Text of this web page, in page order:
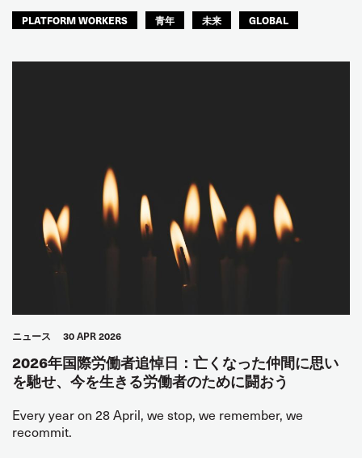
PLATFORM WORKERS 青年 未来 GLOBAL
ニュース 30 APR 2026
2026年国際労働者追悼日：亡くなった仲間に思い
を馳せ、今を生きる労働者のために闘おう
Every year on 28 April, we stop, we remember, we
recommit.